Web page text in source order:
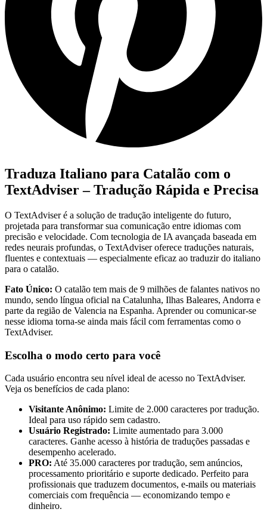
Traduza Italiano para Catalão com o
TextAdviser – Tradução Rápida e Precisa
O TextAdviser é a solução de tradução inteligente do futuro,
projetada para transformar sua comunicação entre idiomas com
precisão e velocidade. Com tecnologia de IA avançada baseada em
redes neurais profundas, o TextAdviser oferece traduções naturais,
fluentes e contextuais — especialmente eficaz ao traduzir do italiano
para o catalão.
Fato Único: O catalão tem mais de 9 milhões de falantes nativos no
mundo, sendo língua oficial na Catalunha, Ilhas Baleares, Andorra e
parte da região de Valencia na Espanha. Aprender ou comunicar-se
nesse idioma torna-se ainda mais fácil com ferramentas como o
TextAdviser.
Escolha o modo certo para você
Cada usuário encontra seu nível ideal de acesso no TextAdviser.
Veja os benefícios de cada plano:
Visitante Anônimo: Limite de 2.000 caracteres por tradução.
Ideal para uso rápido sem cadastro.
Usuário Registrado: Limite aumentado para 3.000
caracteres. Ganhe acesso à história de traduções passadas e
desempenho acelerado.
PRO: Até 35.000 caracteres por tradução, sem anúncios,
processamento prioritário e suporte dedicado. Perfeito para
profissionais que traduzem documentos, e-mails ou materiais
comerciais com frequência — economizando tempo e
dinheiro.